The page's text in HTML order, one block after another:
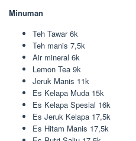
Minuman
Teh Tawar 6k
Teh manis 7,5k
Air mineral 6k
Lemon Tea 9k
Jeruk Manis 11k
Es Kelapa Muda 15k
Es Kelapa Spesial 16k
Es Jeruk Kelapa 17,5k
Es Hitam Manis 17,5k